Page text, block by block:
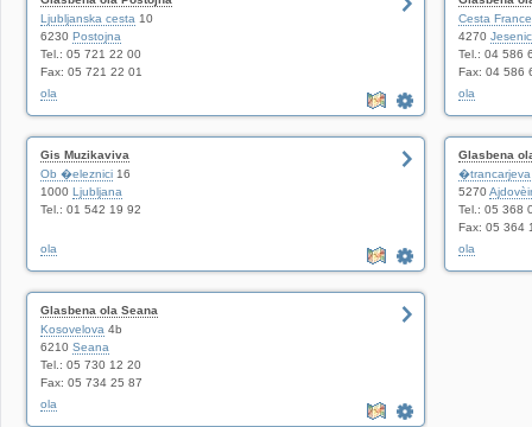
Ljubljanska cesta 10
6230 Postojna
Tel.: 05 721 22 00
Fax: 05 721 22 01
ola
Cesta
4270
Tel.: 04 586
Fax: 04 586
ola
Gis Muzikaviva
Ob �eleznici 16
1000 Ljubljana
Tel.: 01 542 19 92
ola
Glasbena
�trancarjeva
5270
Tel.: 05 368
Fax: 05 364
ola
Glasbena ola Seana
Kosovelova 4b
6210 Seana
Tel.: 05 730 12 20
Fax: 05 734 25 87
ola